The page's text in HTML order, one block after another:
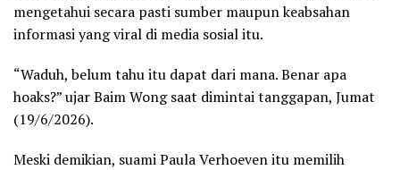
mengetahui secara pasti sumber maupun keabsahan
informasi yang viral di media sosial itu.
“Waduh, belum tahu itu dapat dari mana. Benar apa
hoaks?” ujar Baim Wong saat dimintai tanggapan, Jumat
(19/6/2026).
Meski demikian, suami Paula Verhoeven itu memilih